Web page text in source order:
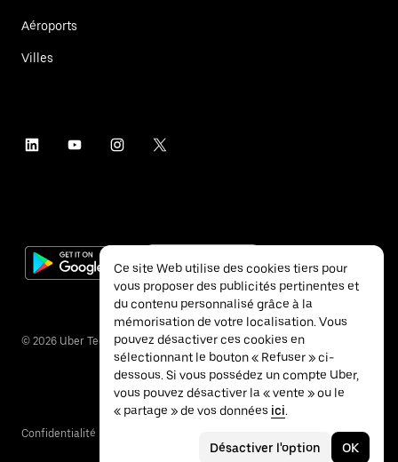
Aéroports
Villes
© 2026 Uber Technologies Inc.
Confidentialité
Ce site Web utilise des cookies tiers pour
vous proposer des publicités pertinentes et
du contenu personnalisé grâce à la
mémorisation de votre localisation. Vous
pouvez désactiver ces cookies en
sélectionnant le bouton « Refuser » ci-
dessous. Si vous possédez un compte Uber,
vous pouvez désactiver la « vente » ou le
« partage » de vos données ici.
Désactiver l'option OK